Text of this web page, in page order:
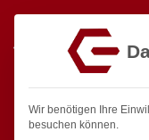
Wir benötigen Ihre
besuchen können.